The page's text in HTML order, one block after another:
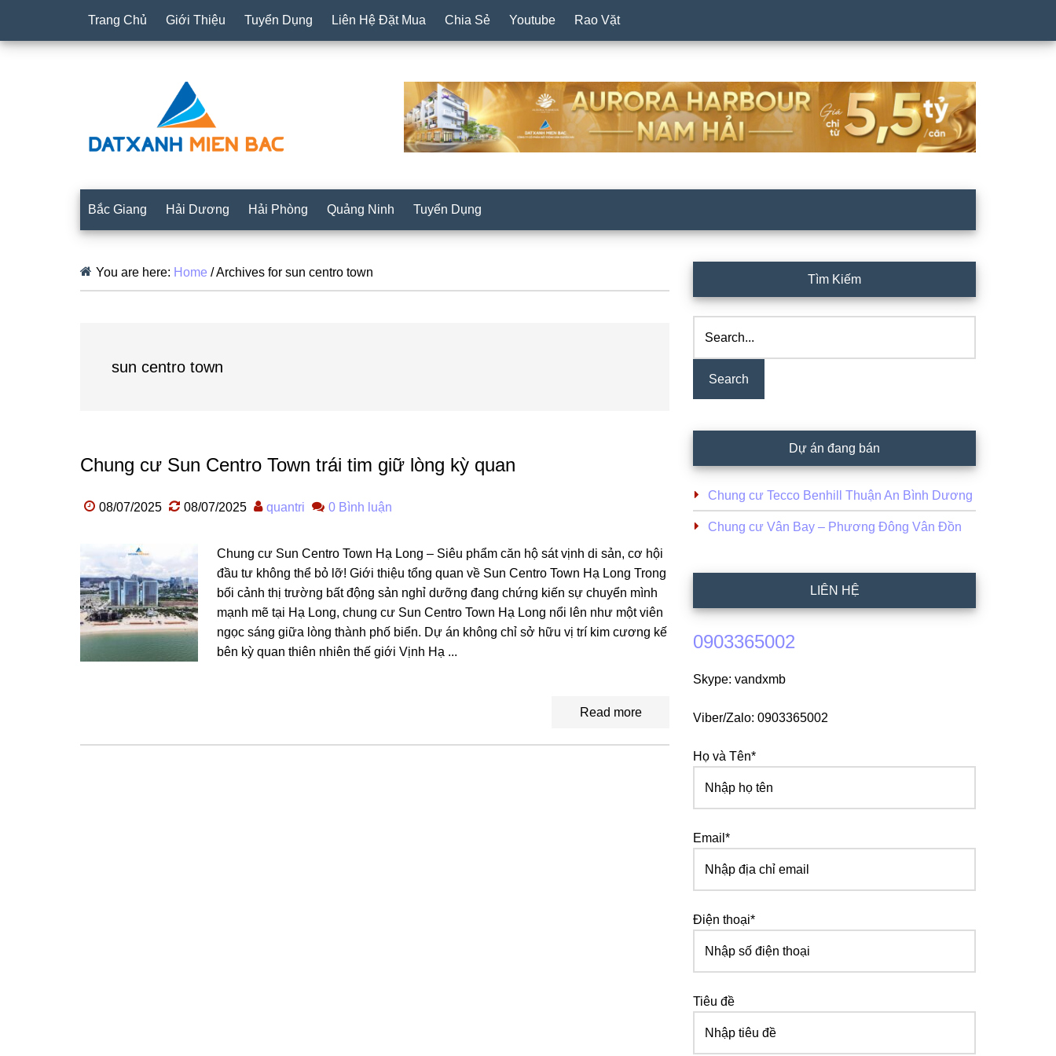
Trang Chủ Giới Thiệu Tuyển Dụng Liên Hệ Đặt Mua Chia Sẻ Youtube Rao Vặt
Bắc Giang Hải Dương Hải Phòng Quảng Ninh Tuyển Dụng
You are here: Home /Archives for sun centro town
sun centro town
Chung cư Sun Centro Town trái tim giữ lòng kỳ quan
08/07/2025 08/07/2025 quantri 0 Bình luận
Chung cư Sun Centro Town Hạ Long – Siêu phẩm căn hộ sát vịnh di sản, cơ hội
đầu tư không thể bỏ lỡ! Giới thiệu tổng quan về Sun Centro Town Hạ Long Trong
bối cảnh thị trường bất động sản nghỉ dưỡng đang chứng kiến sự chuyển mình
mạnh mẽ tại Hạ Long, chung cư Sun Centro Town Hạ Long nổi lên như một viên
ngọc sáng giữa lòng thành phố biển. Dự án không chỉ sở hữu vị trí kim cương kế
bên kỳ quan thiên nhiên thế giới Vịnh Hạ ...
Read more
Sidebar
Tìm Kiếm
Dự án đang bán
Chung cư Tecco Benhill Thuận An Bình Dương
Chung cư Vân Bay – Phương Đông Vân Đồn
LIÊN HỆ
0903365002
Skype: vandxmb
Viber/Zalo: 0903365002
Họ và Tên*
Email*
Điện thoại*
Tiêu đề